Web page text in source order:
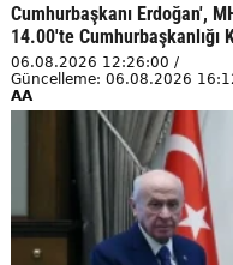
Cumhurbaşkanı Erdoğan',
14.00'te
06.08.2026 12:26:00 /
Güncelleme: 06.08.2026
AA